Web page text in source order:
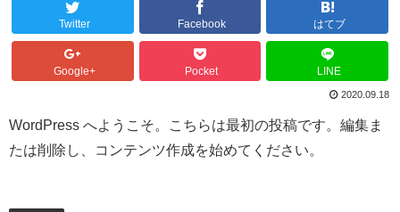
Twitter Facebook はてブ
Google+ Pocket LINE
2020.09.18
WordPress へようこそ。こちらは最初の投稿です。編集ま
たは削除し、コンテンツ作成を始めてください。